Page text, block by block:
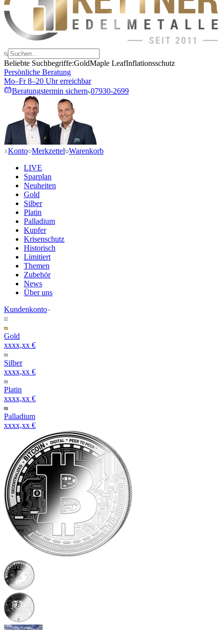
Beliebte Suchbegriffe:GoldMaple LeafInflationsschutz
Persönliche Beratung
Mo–Fr 8–20 Uhr erreichbar
Beratungstermin sichern 07930-2699
Konto Merkzettel Warenkorb
LIVE
Sparplan
Neuheiten
Gold
Silber
Platin
Palladium
Kupfer
Krisenschutz
Historisch
Limitiert
Themen
Zubehör
News
Über uns
Kundenkonto
Gold
xxxx,xx €
Silber
xxxx,xx €
Platin
xxxx,xx €
Palladium
xxxx,xx €